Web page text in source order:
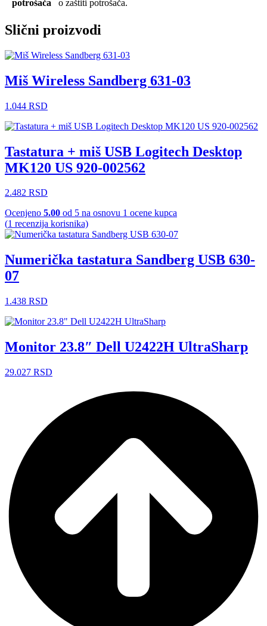
potrošača o zaštiti potrošača.
Slični proizvodi
Miš Wireless Sandberg 631-03
1.044 RSD
Tastatura + miš USB Logitech Desktop
MK120 US 920-002562
2.482 RSD
Ocenjeno 5.00 od 5 na osnovu 1 ocene kupca
(1 recenzija korisnika)
Numerička tastatura Sandberg USB 630-
07
1.438 RSD
Monitor 23.8″ Dell U2422H UltraSharp
29.027 RSD